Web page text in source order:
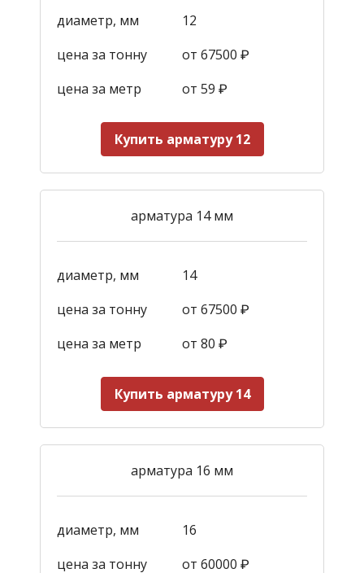
диаметр, мм
12
цена за тонну
от 67500 ₽
цена за метр
от 59 ₽
Купить арматуру 12
арматура 14 мм
диаметр, мм
14
цена за тонну
от 67500 ₽
цена за метр
от 80 ₽
Купить арматуру 14
арматура 16 мм
диаметр, мм
16
цена за тонну
от 60000 ₽